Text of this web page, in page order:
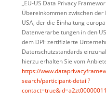
„EU-US Data Privacy
Übereinkommen zwischen
USA, der die Einhaltung
Datenverarbeitungen in den
dem DPF zertifizierte
Datenschutzstandards
hierzu erhalten Sie vom
https://
search/participant-detail?